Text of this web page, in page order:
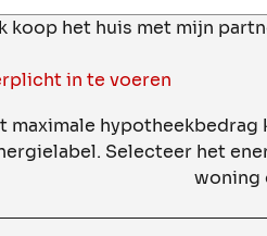
koop het huis met mijn
in te voeren
maximale
Selecteer het
woning